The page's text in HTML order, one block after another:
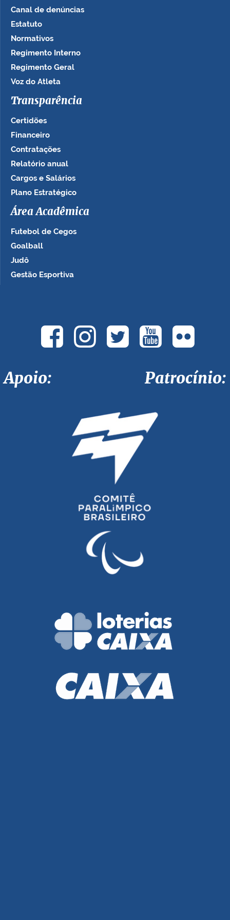
Canal de denúncias
Estatuto
Normativos
Regimento Interno
Regimento Geral
Voz do Atleta
Transparência
Certidões
Financeiro
Contratações
Relatório anual
Cargos e Salários
Plano Estratégico
Área Acadêmica
Futebol de Cegos
Goalball
Judô
Gestão Esportiva
Apoio: Patrocínio: